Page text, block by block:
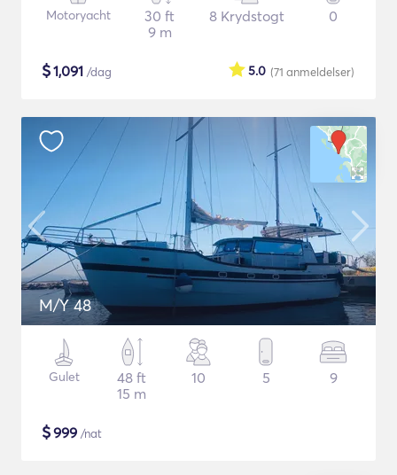
Motoryacht
30 ft
9 m
8 Krydstogt 0
$1,091 /dag (71 anmeldelser)
5.0
M/Y 48
Gulet
48 ft
15 m
10 5 9
$999 /nat